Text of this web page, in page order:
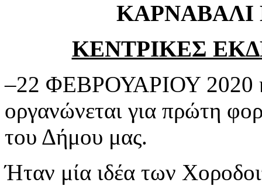
ΚΑΡΝΑΒΑΛΙ
ΚΕΝΤΡΙΚΕΣ
–22 ΦΕΒΡΟΥΑΡΙΟΥ 2020
οργανώνεται για πρώτη
του Δήμου μας.
Ήταν μία ιδέα των